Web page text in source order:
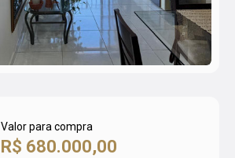
Valor para compra
R$ 680.000,00